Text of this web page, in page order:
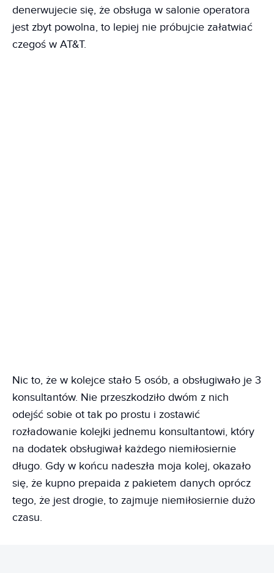
denerwujecie się, że obsługa w salonie operatora
jest zbyt powolna, to lepiej nie próbujcie załatwiać
czegoś w AT&T.
Nic to, że w kolejce stało 5 osób, a obsługiwało je 3
konsultantów. Nie przeszkodziło dwóm z nich
odejść sobie ot tak po prostu i zostawić
rozładowanie kolejki jednemu konsultantowi, który
na dodatek obsługiwał każdego niemiłosiernie
długo. Gdy w końcu nadeszła moja kolej, okazało
się, że kupno prepaida z pakietem danych oprócz
tego, że jest drogie, to zajmuje niemiłosiernie dużo
czasu.